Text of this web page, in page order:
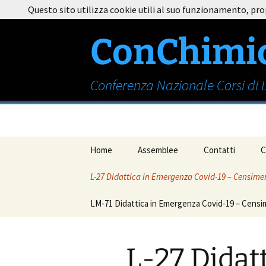
al
Conferenza Nazionale Corsi di
Home Assemblee
Firenze 25 Giugno 2019
Firenze 20 Maggio 2018
Firenze 9 Marzo 2017
Contatti
L-27 Didattica in Emergenza Covid-19 –
LM-71 Didattica in Emergenza Covid-19 –
L-27
Questo sito utilizza cookie utili al suo funzionamento,